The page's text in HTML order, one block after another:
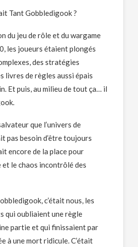
Tant Gobbledigook ?
du jeu de rôle et du wargame
les joueurs étaient plongés
des stratégies
livres de règles aussi épais
Et puis, au milieu de tout ça… il
que l’univers de
pas besoin d’être toujours
encore de la place pour
et le chaos incontrôlé des
c’était nous, les
qui oubliaient une règle
partie et qui finissaient par
à une mort ridicule. C’était